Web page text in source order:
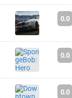
0.0
0.0
0.0